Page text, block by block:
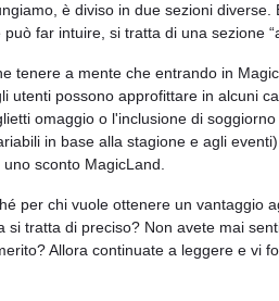
è diviso in due sezioni diverse.
far intuire, si tratta di una sezione
tenere a mente che entrando in
utenti possono approfittare in alcuni
omaggio o l'inclusione di
in base alla stagione e agli
sconto MagicLand.
per chi vuole ottenere un vantaggio
tratta di preciso? Non avete mai
Allora continuate a leggere e vi